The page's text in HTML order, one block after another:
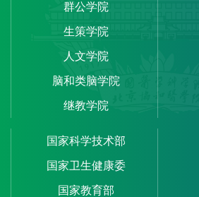
群公学院
生策学院
人文学院
脑和类脑学院
继教学院
国家科学技术部
国家卫生健康委
国家教育部